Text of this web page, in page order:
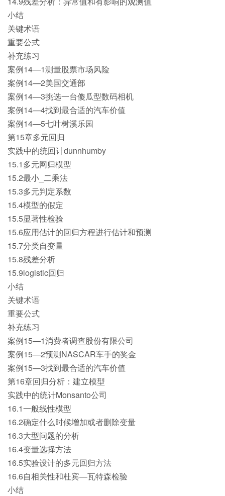
小结
关键术语
重要公式
补充练习
案例14—1测量股票市场风险
案例14—2美国交通部
案例14—3挑选一台傻瓜型数码相机
案例14—4找到最合适的汽车价值
案例14—5七叶树溪乐园
第15章多元回归
实践中的统回计dunnhumby
15.1多元网归模型
15.2最小_二乘法
15.3多元判定系数
15.4模型的假定
15.5显著性检验
15.6应用估计的回归方程进行估计和预测
15.7分类自变量
15.8残差分析
15.9logistic回归
小结
关键术语
重要公式
补充练习
案例15—1消费者调查股份有限公司
案例15—2预测NASCAR车手的奖金
案例15—3找到最合适的汽车价值
第16章回归分析：建立模型
实践中的统计Monsanto公司
16.1一般线性模型
16.2确定什么时候增加或者删除变量
16.3大型问题的分析
16.4变量选择方法
16.5实验设计的多元回归方法
16.6自相关性和杜宾—瓦特森检验
小结